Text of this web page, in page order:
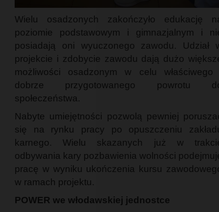
Wielu osadzonych zakończyło edukację
poziomie podstawowym i gimnazjalnym i
posiadają oni wyuczonego zawodu. Udział
projekcie i zdobycie zawodu dają dużo
możliwości osadzonym w celu właściwego
dobrze przygotowanego powrotu
społeczeństwa.
Nabyte umiejętności pozwolą pewniej
się na rynku pracy po opuszczeniu
karnego. Wielu skazanych już w
odbywania kary pozbawienia wolności
pracę w wyniku ukończenia kursu
w ramach projektu.
POWER we włodawskiej jednostce